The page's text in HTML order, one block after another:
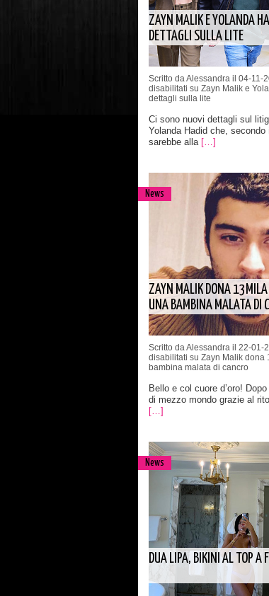
ZAYN MALIK E YOLANDA
DETTAGLI SULLA LITE
Scritto da Alessandra il 04-11-
disabilitati su Zayn Malik e
dettagli sulla lite
Ci sono nuovi dettagli sul
Yolanda Hadid che,
sarebbe alla […]
News
ZAYN MALIK DONA 13MILA
UNA BAMBINA MALATA DI
Scritto da Alessandra il 22-01-
disabilitati su Zayn Malik dona
bambina malata di cancro
Bello e col cuore d’oro!
di mezzo mondo grazie al
[…]
News
DUA LIPA, BIKINI AL TOP A